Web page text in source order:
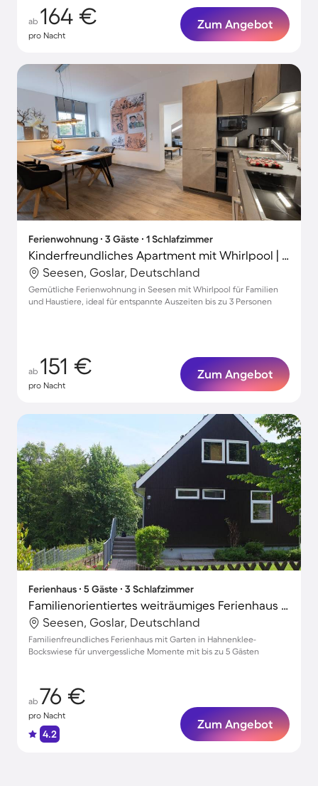
ab 164 €
pro Nacht
Zum Angebot
Ferienwohnung ∙ 3 Gäste ∙ 1 Schlafzimmer
Kinderfreundliches Apartment mit Whirlpool | Haustiere erlaubt
Seesen, Goslar, Deutschland
Gemütliche Ferienwohnung in Seesen mit Whirlpool für Familien
und Haustiere, ideal für entspannte Auszeiten bis zu 3 Personen
ab 151 €
pro Nacht
Zum Angebot
Ferienhaus ∙ 5 Gäste ∙ 3 Schlafzimmer
Familienorientiertes weiträumiges Ferienhaus mit Terrasse und Garten | Haustierfreundlich
Seesen, Goslar, Deutschland
Familienfreundliches Ferienhaus mit Garten in Hahnenklee-
Bockswiese für unvergessliche Momente mit bis zu 5 Gästen
ab 76 €
pro Nacht
4.2
Zum Angebot